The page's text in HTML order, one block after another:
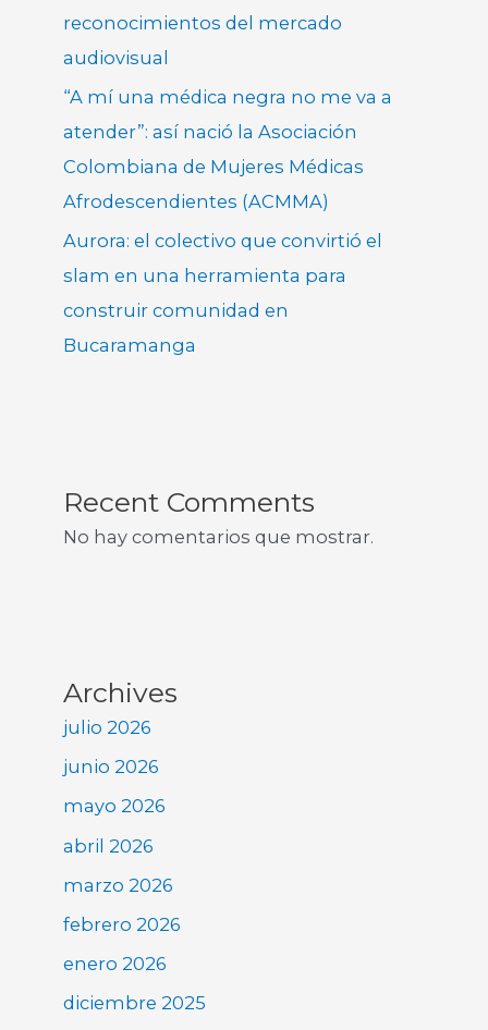
reconocimientos del mercado
audiovisual
“A mí una médica negra no me va a
atender”: así nació la Asociación
Colombiana de Mujeres Médicas
Afrodescendientes (ACMMA)
Aurora: el colectivo que convirtió el
slam en una herramienta para
construir comunidad en
Bucaramanga
Recent Comments
No hay comentarios que mostrar.
Archives
julio 2026
junio 2026
mayo 2026
abril 2026
marzo 2026
febrero 2026
enero 2026
diciembre 2025